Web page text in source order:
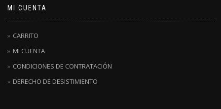
MI CUENTA
CARRITO
MI CUENTA
CONDICIONES DE CONTRATACIÓN
DERECHO DE DESISTIMIENTO